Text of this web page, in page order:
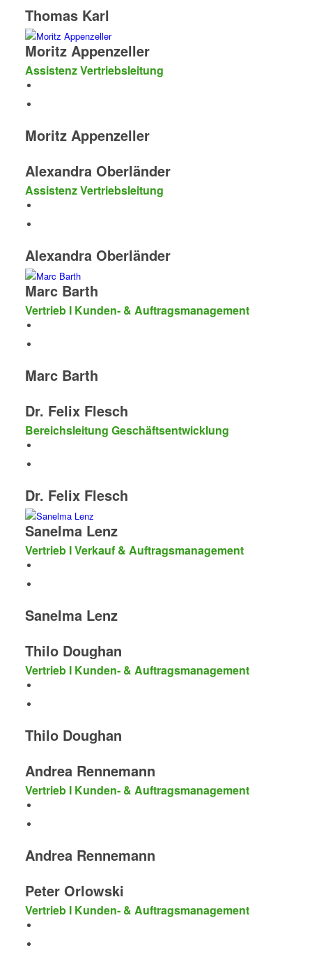
Thomas Karl
Moritz Appenzeller
Assistenz Vertriebsleitung
Moritz Appenzeller
Alexandra Oberländer
Assistenz Vertriebsleitung
Alexandra Oberländer
Marc Barth
Vertrieb I Kunden- & Auftragsmanagement
Marc Barth
Dr. Felix Flesch
Bereichsleitung Geschäftsentwicklung
Dr. Felix Flesch
Sanelma Lenz
Vertrieb I Verkauf & Auftragsmanagement
Sanelma Lenz
Thilo Doughan
Vertrieb I Kunden- & Auftragsmanagement
Thilo Doughan
Andrea Rennemann
Vertrieb I Kunden- & Auftragsmanagement
Andrea Rennemann
Peter Orlowski
Vertrieb I Kunden- & Auftragsmanagement